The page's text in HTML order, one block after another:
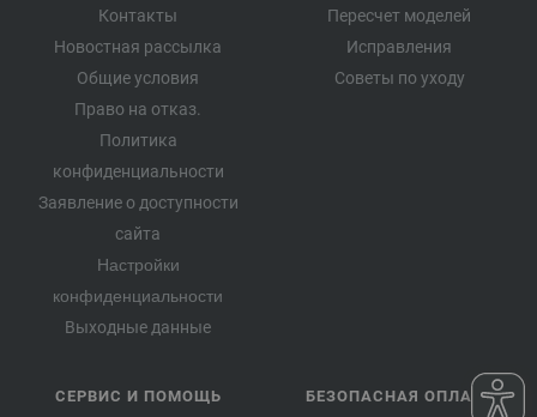
Контакты
Новостная рассылка
Общие условия
Право на отказ.
Политика
конфиденциальности
Заявление о доступности
сайта
Настройки
конфиденциальности
Выходные данные
Пересчет моделей
Исправления
Советы по уходу
СЕРВИС И ПОМОЩЬ БЕЗОПАСНАЯ ОПЛАТА